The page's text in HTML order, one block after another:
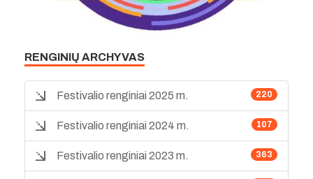
RENGINIŲ ARCHYVAS
220
Festivalio renginiai 2025 m.
107
Festivalio renginiai 2024 m.
363
Festivalio renginiai 2023 m.